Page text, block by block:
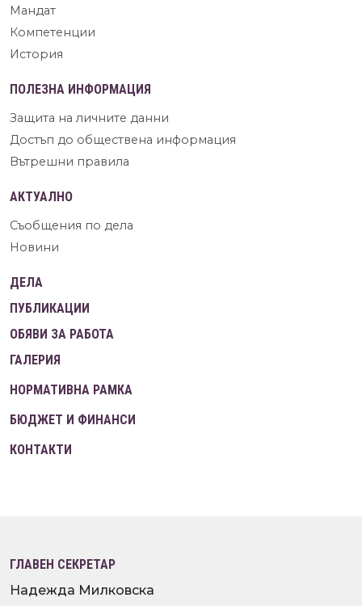
Мандат
Компетенции
История
ПОЛЕЗНА ИНФОРМАЦИЯ
Защита на личните данни
Достъп до обществена информация
Вътрешни правила
АКТУАЛНО
Съобщения по дела
Новини
ДЕЛА
ПУБЛИКАЦИИ
ОБЯВИ ЗА РАБОТА
ГАЛЕРИЯ
НОРМАТИВНА РАМКА
БЮДЖЕТ И ФИНАНСИ
КОНТАКТИ
ГЛАВЕН СЕКРЕТАР
Надежда Милковска